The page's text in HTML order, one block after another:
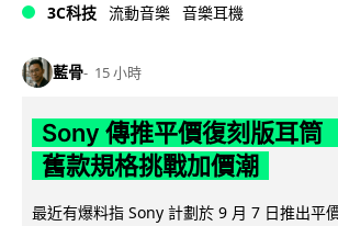
3C科技 流動音樂 音樂耳機
藍骨 15 小時
Sony 傳推平價復刻版耳
舊款規格挑戰加價潮
最近有爆料指 Sony 計劃於 9 月 7 日推出平